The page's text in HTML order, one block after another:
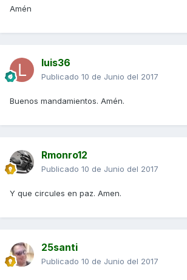
Amén
luis36
Publicado 10 de Junio del 2017
Buenos mandamientos. Amén.
Rmonro12
Publicado 10 de Junio del 2017
Y que circules en paz. Amen.
25santi
Publicado 10 de Junio del 2017